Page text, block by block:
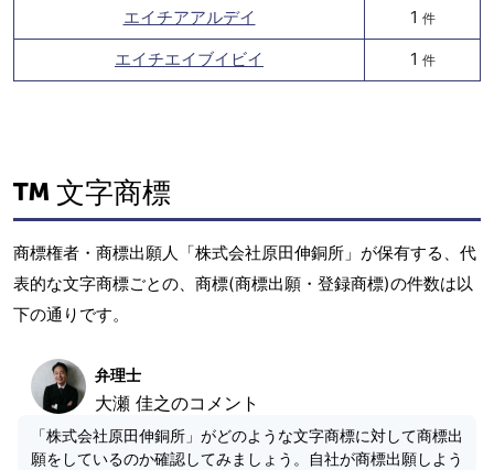
エイチアアルデイ 1 件
エイチエイブイビイ 1 件
文字商標
商標権者・商標出願人「株式会社原田伸銅所」が保有する、代
表的な文字商標ごとの、商標(商標出願・登録商標)の件数は以
下の通りです。
弁理士
大瀬 佳之のコメント
「株式会社原田伸銅所」がどのような文字商標に対して商標出
願をしているのか確認してみましょう。自社が商標出願しよう